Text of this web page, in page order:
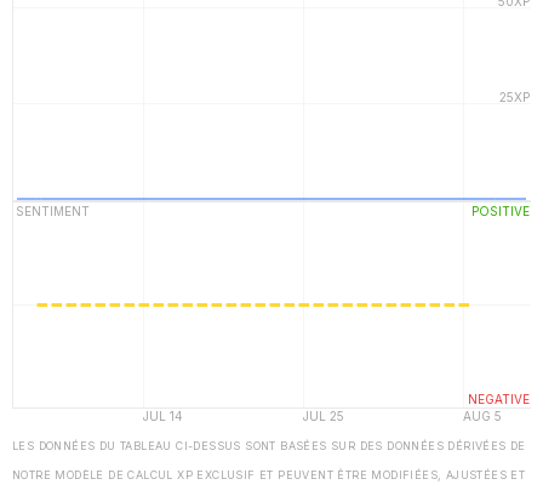
LES DONNÉES DU TABLEAU CI-DESSUS SONT BASÉES SUR DES DONNÉES DÉRIVÉES DE
NOTRE MODÈLE DE CALCUL XP EXCLUSIF ET PEUVENT ÊTRE MODIFIÉES, AJUSTÉES ET